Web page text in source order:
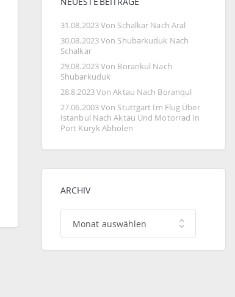
31.08.2023 Von Schalkar Nach Aral
30.08.2023 Von Shubarkuduk Nach
Schalkar
29.08.2023 Von Borankul Nach
Shubarkuduk
28.8.2023 Von Aktau Nach Boranqul
27.06.2003 Von Stuttgart Im Flug Über
Istanbul Nach Aktau Und Motorrad In
Port Kuryk Abholen
ARCHIV
Archiv
Monat auswählen